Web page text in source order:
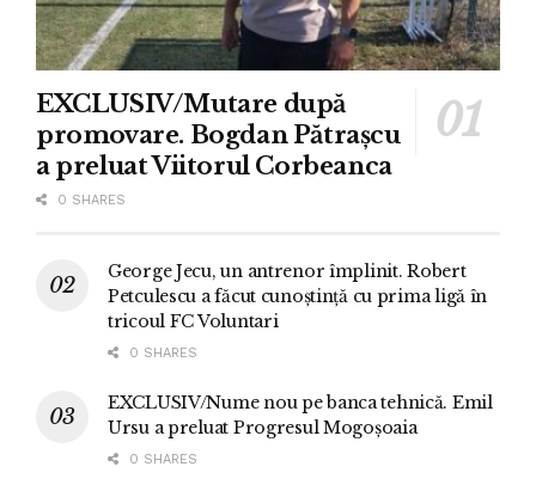
EXCLUSIV/Mutare după
promovare. Bogdan Pătrașcu
a preluat Viitorul Corbeanca
0 SHARES
George Jecu, un antrenor împlinit. Robert
Petculescu a făcut cunoștință cu prima ligă în
tricoul FC Voluntari
0 SHARES
EXCLUSIV/Nume nou pe banca tehnică. Emil
Ursu a preluat Progresul Mogoșoaia
0 SHARES